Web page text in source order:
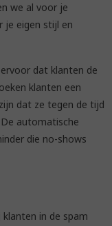
we al voor je
je eigen stijl en
dat klanten de
klanten een
dat ze tegen de tijd
automatische
die no-shows
in de spam